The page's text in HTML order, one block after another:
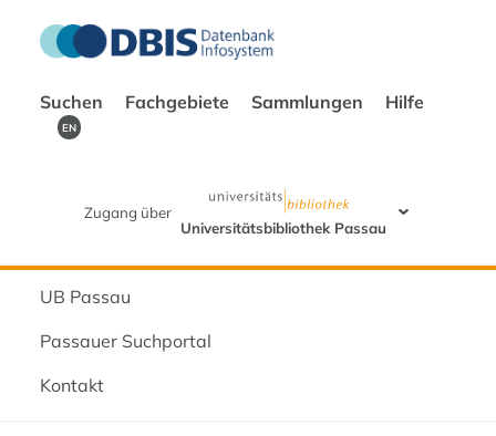
Suchen Fachgebiete Sammlungen Hilfe
EN
Zugang über
Universitätsbibliothek Passau
UB Passau
Passauer Suchportal
Kontakt